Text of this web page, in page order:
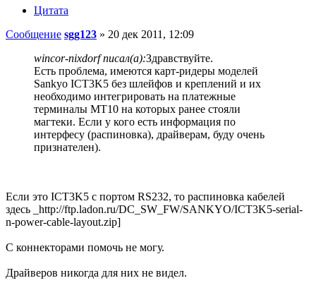
Цитата
Сообщение sgg123 » 20 дек 2011, 12:09
wincor-nixdorf писал(а):Здравствуйте.
Есть проблема, имеются карт-ридеры моделей
Sankyo ICT3K5 без шлейфов и креплений и их
необходимо интегрировать на платежные
терминалы MT10 на которых ранее стояли
магтеки. Если у кого есть информация по
интерфесу (распиновка), драйверам, буду очень
признателен).
Если это ICT3K5 с портом RS232, то распиновка кабелей
здесь _http://ftp.ladon.ru/DC_SW_FW/SANKYO/ICT3K5-serial-
n-power-cable-layout.zip]
С коннекторами помочь не могу.
Драйверов никогда для них не видел.